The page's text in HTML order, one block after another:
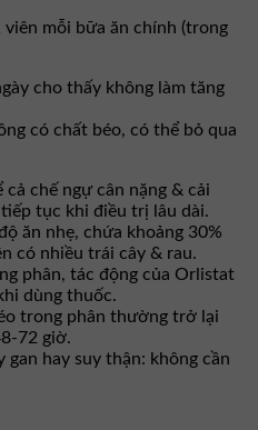
mỗi bữa ăn chính (trong
cho thấy không làm tăng
có chất béo, có thể bỏ qua
chế ngự cân nặng & cải
tục khi điều trị lâu dài.
ăn nhẹ, chứa khoảng 30%
có nhiều trái cây & rau.
phân, tác động của Orlistat
dùng thuốc.
trong phân thường trở lại
72 giờ.
hay suy thận: không cần